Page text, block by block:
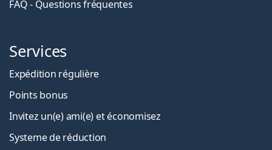
FAQ - Questions fréquentes
Services
Expédition régulière
Points bonus
Invitez un(e) ami(e) et économisez
Systeme de réduction